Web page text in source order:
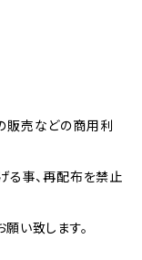
販売などの商用利
る事、再配布を禁止
い致します。